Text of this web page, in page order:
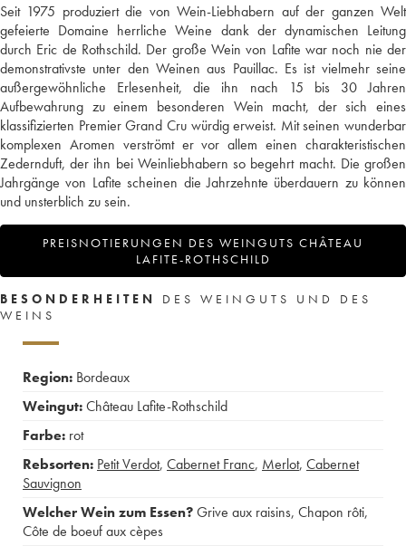
Seit 1975 produziert die von Wein-Liebhabern auf der ganzen Welt
gefeierte Domaine herrliche Weine dank der dynamischen Leitung
durch Eric de Rothschild. Der große Wein von Lafite war noch nie der
demonstrativste unter den Weinen aus Pauillac. Es ist vielmehr seine
außergewöhnliche Erlesenheit, die ihn nach 15 bis 30 Jahren
Aufbewahrung zu einem besonderen Wein macht, der sich eines
klassifizierten Premier Grand Cru würdig erweist. Mit seinen wunderbar
komplexen Aromen verströmt er vor allem einen charakteristischen
Zedernduft, der ihn bei Weinliebhabern so begehrt macht. Die großen
Jahrgänge von Lafite scheinen die Jahrzehnte überdauern zu können
und unsterblich zu sein.
PREISNOTIERUNGEN DES WEINGUTS CHÂTEAU
LAFITE-ROTHSCHILD
BESONDERHEITEN
DES WEINGUTS UND DES
WEINS
Region: Bordeaux
Weingut:Château Lafite-Rothschild
Farbe: rot
Rebsorten: Petit Verdot, Cabernet Franc, Merlot, Cabernet
Sauvignon
Welcher Wein zum Essen?Grive aux raisins, Chapon rôti,
Côte de boeuf aux cèpes